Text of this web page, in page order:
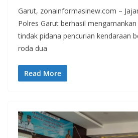
Garut, zonainformasinew.com –
Polres Garut berhasil
tindak pidana pencurian kendaraan
roda dua
Read More